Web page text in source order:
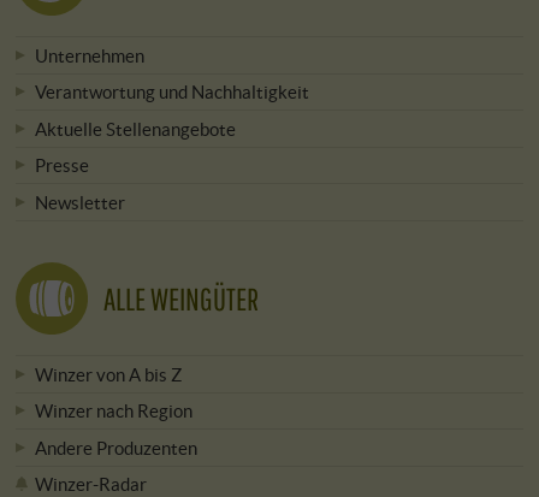
Unternehmen
Verantwortung und Nachhaltigkeit
Aktuelle Stellenangebote
Presse
Newsletter
ALLE WEINGÜTER
Winzer von A bis Z
Winzer nach Region
Andere Produzenten
Winzer-Radar